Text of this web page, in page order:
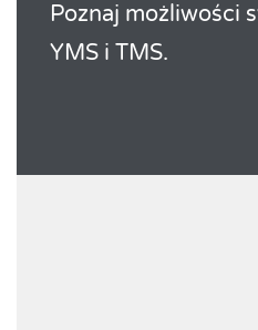
Poznaj możliwości
YMS i TMS.